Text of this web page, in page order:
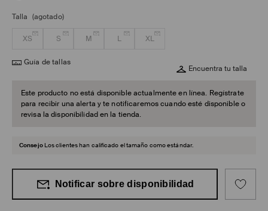
Talla (agotado)
XS S M L XL
Guía de tallas
Encuentra tu talla
Este producto no está disponible actualmente en línea. Regístrate
para recibir una alerta y te notificaremos cuando esté disponible o
revisa la disponibilidad en la tienda.
Consejo Los clientes han calificado el tamaño como estándar.
Notificar sobre disponibilidad